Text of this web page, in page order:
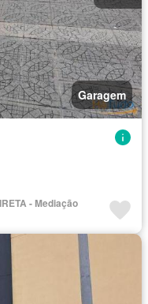
Garagem
- Mediação